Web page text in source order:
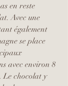
en reste
Avec une
également
se place
avec environ 8
Le chocolat y